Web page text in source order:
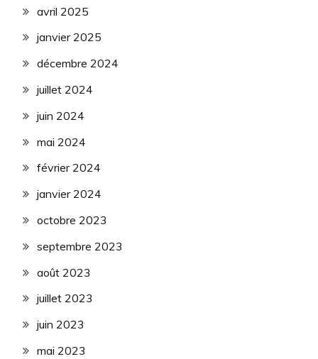
avril 2025
janvier 2025
décembre 2024
juillet 2024
juin 2024
mai 2024
février 2024
janvier 2024
octobre 2023
septembre 2023
août 2023
juillet 2023
juin 2023
mai 2023